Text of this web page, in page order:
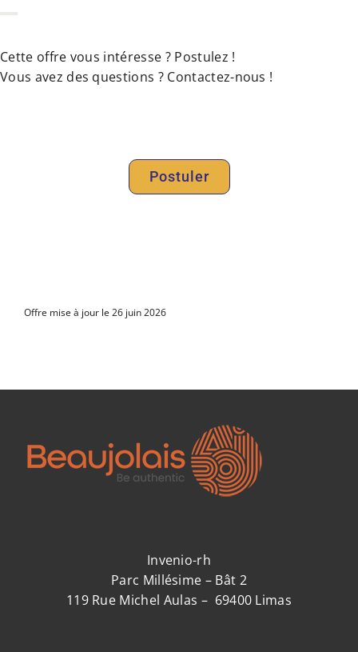
Cette offre vous intéresse ? Postulez !
Vous avez des questions ? Contactez-nous !
Postuler
Offre mise à jour le 26 juin 2026
Invenio-rh
Parc Millésime – Bât 2
119 Rue Michel Aulas – 69400 Limas